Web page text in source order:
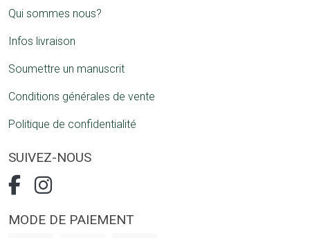
Qui sommes nous?
Infos livraison
Soumettre un manuscrit
Conditions générales de vente
Politique de confidentialité
SUIVEZ-NOUS
MODE DE PAIEMENT